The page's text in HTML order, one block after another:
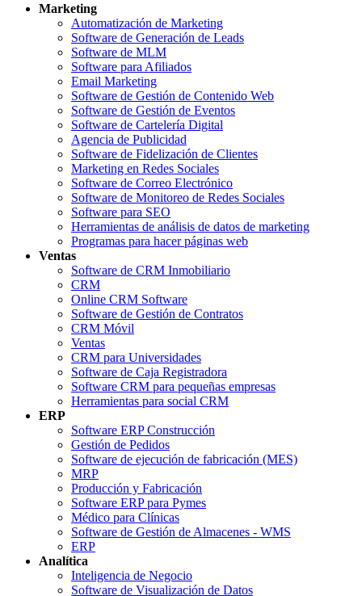
Marketing
Automatización de Marketing
Software de Generación de Leads
Software de MLM
Software para Afiliados
Email Marketing
Software de Gestión de Contenido Web
Software de Gestión de Eventos
Software de Cartelería Digital
Agencia de Publicidad
Software de Fidelización de Clientes
Marketing en Redes Sociales
Software de Correo Electrónico
Software de Monitoreo de Redes Sociales
Software para SEO
Herramientas de análisis de datos de marketing
Programas para hacer páginas web
Ventas
Software de CRM Inmobiliario
CRM
Online CRM Software
Software de Gestión de Contratos
CRM Móvil
Ventas
CRM para Universidades
Software de Caja Registradora
Software CRM para pequeñas empresas
Herramientas para social CRM
ERP
Software ERP Construcción
Gestión de Pedidos
Software de ejecución de fabricación (MES)
MRP
Producción y Fabricación
Software ERP para Pymes
Médico para Clínicas
Software de Gestión de Almacenes - WMS
ERP
Analítica
Inteligencia de Negocio
Software de Visualización de Datos